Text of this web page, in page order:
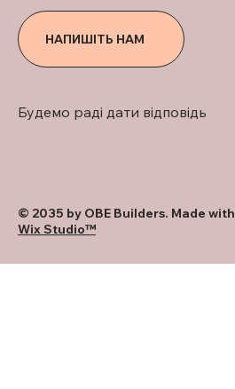
Будемо раді дати відповідь
НАПИШІТЬ НАМ
© 2035 by OBE Builders. Made with
Wix Studio™